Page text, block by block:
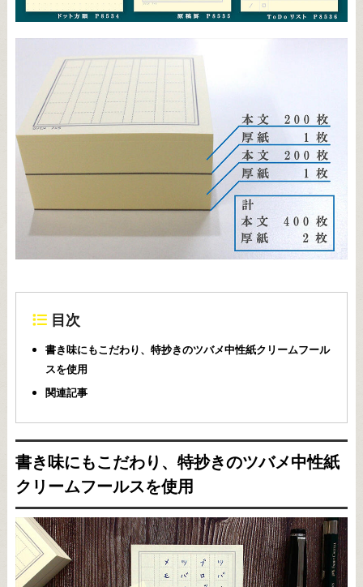
目次
書き味にもこだわり、特抄きのツバメ中性紙クリームフール
スを使用
関連記事
書き味にもこだわり、特抄きのツバメ中性紙
クリームフールスを使用